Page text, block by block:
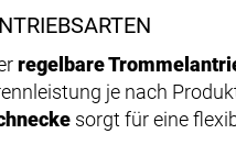
regelbare
je nach
sorgt für eine